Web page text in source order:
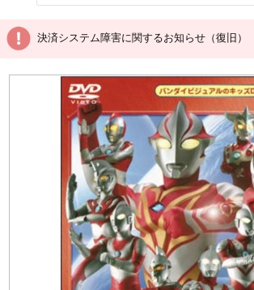
決済システム障害に関するお知らせ（復旧）